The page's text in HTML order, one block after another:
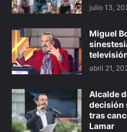
julio 13,
Miguel
abril 21,
Alcalde
decisión
tras
Lamar